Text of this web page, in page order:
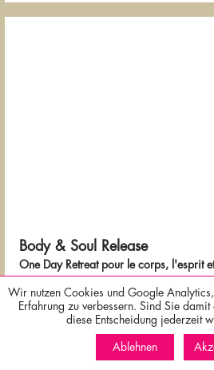
Meilleur prix garanti pour les
Annulation gratuite possible jusqu'à
Body & Soul Release
One Day Retreat pour le corps, l'esprit
Détente, pleine conscience et nouvelle
du Palatinat.
Trouve le calme, l'équilibre intérieur et
Wir nutzen Cookies und Google
Erfahrung zu verbessern. Sind Sie damit
diese Entscheidung jederzeit
Ablehnen